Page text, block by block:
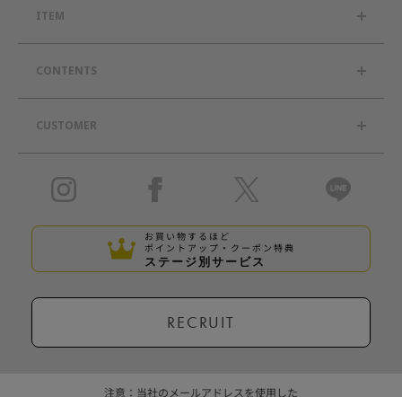
ITEM
CONTENTS
CUSTOMER
お買い物するほど
ポイントアップ・クーポン特典
ステージ別サービス
RECRUIT
注意：当社のメールアドレスを使用した